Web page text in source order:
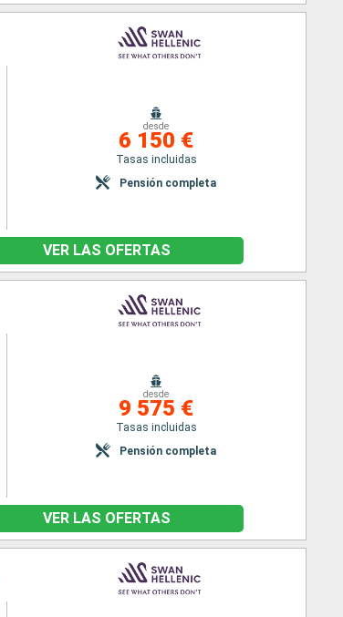
desde
6 150 €
Tasas incluidas
Pensión completa
VER LAS OFERTAS
desde
9 575 €
Tasas incluidas
Pensión completa
VER LAS OFERTAS